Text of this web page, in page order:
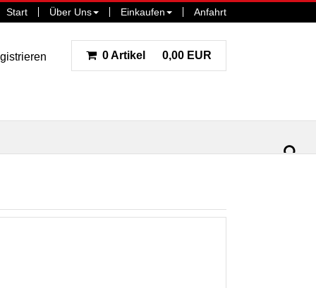
Start Über Uns Einkaufen Anfahrt
0 Artikel 0,00 EUR